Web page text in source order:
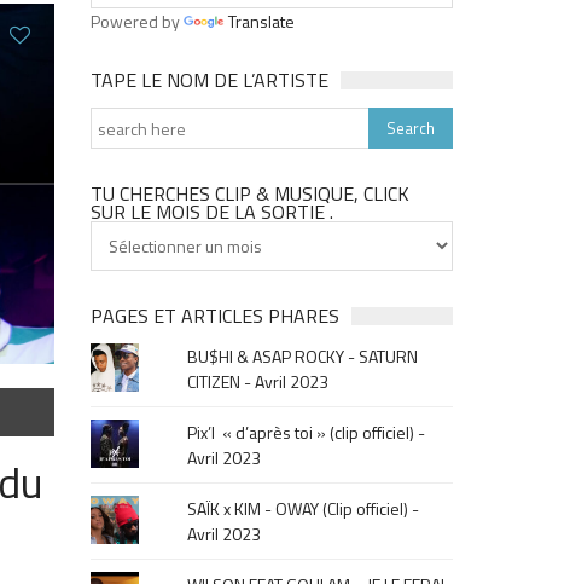
Powered by Translate
TAPE LE NOM DE L’ARTISTE
TU CHERCHES CLIP & MUSIQUE, CLICK
SUR LE MOIS DE LA SORTIE .
cherches
&
musique,
click
sur
le
mois
de
la
sortie
.
PAGES ET ARTICLES PHARES
BU$HI & ASAP ROCKY - SATURN
CITIZEN - Avril 2023
Pix’l « d’après toi » (clip officiel) -
Avril 2023
SAÏK x KIM - OWAY (Clip officiel) -
Avril 2023